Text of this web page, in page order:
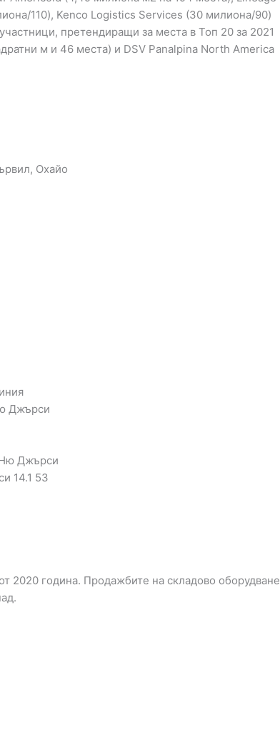
110), Kenco Logistics Services (30 милиона/90)
претендиращи за места в Топ 20 за 2021
м и 46 места) и DSV Panalpina North America
Охайо
Джърси
Джърси
14.1 53
2020 година. Продажбите на складово оборудване